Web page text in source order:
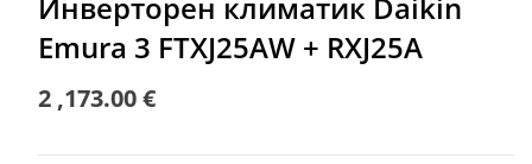
Emura 3 FTXJ25AW + RXJ25A
2 ,173.00€